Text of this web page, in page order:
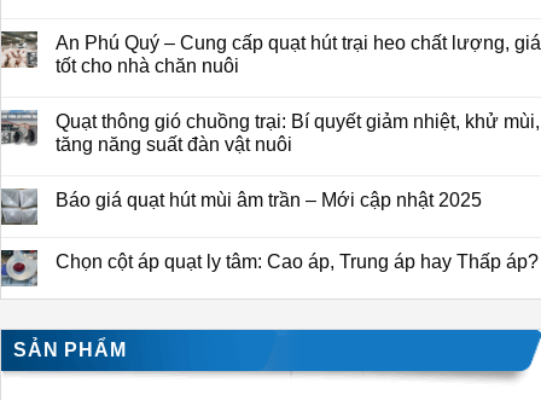
An Phú Quý – Cung cấp quạt hút trại heo chất lượng, giá
tốt cho nhà chăn nuôi
Quạt thông gió chuồng trại: Bí quyết giảm nhiệt, khử mùi,
tăng năng suất đàn vật nuôi
Báo giá quạt hút mùi âm trần – Mới cập nhật 2025
Chọn cột áp quạt ly tâm: Cao áp, Trung áp hay Thấp áp?
SẢN PHẨM